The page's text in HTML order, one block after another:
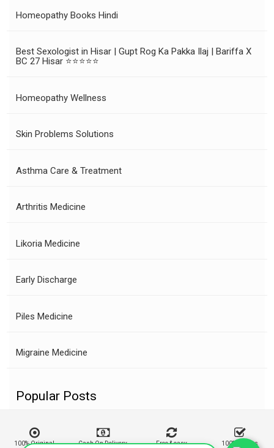
Homeopathy Books Hindi
Best Sexologist in Hisar | Gupt Rog Ka Pakka Ilaj | Bariffa X
BC 27 Hisar ⭐⭐⭐⭐⭐
Homeopathy Wellness
Skin Problems Solutions
Asthma Care & Treatment
Arthritis Medicine
Likoria Medicine
Early Discharge
Piles Medicine
Migraine Medicine
Popular Posts
100% Original Cash On Delivery Free & easy 100% Buyers